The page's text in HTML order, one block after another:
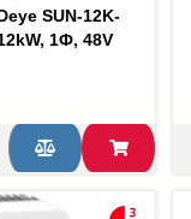
SUN-12K-
1Ф, 48V